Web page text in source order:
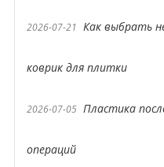
2026-07-21 Как выбрать
коврик для плитки
2026-07-05 Пластика
операций